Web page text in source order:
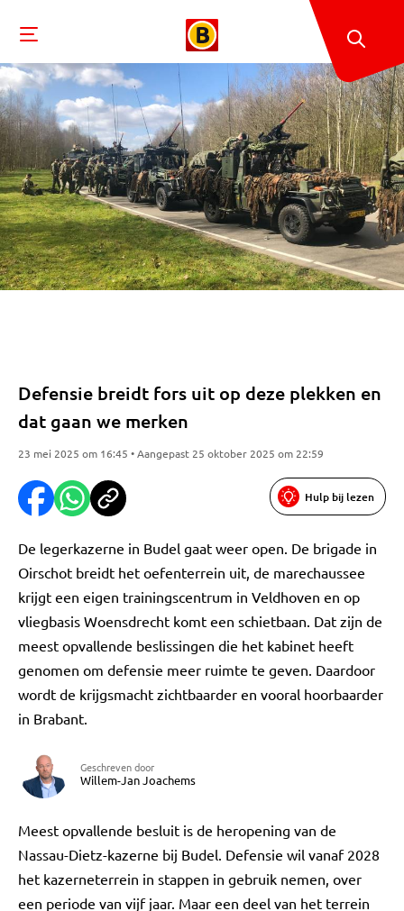
Defensie breidt fors uit op deze plekken en
dat gaan we merken
23 mei 2025 om 16:45 • Aangepast 25 oktober 2025 om 22:59
Hulp bij lezen
De legerkazerne in Budel gaat weer open. De brigade in
Oirschot breidt het oefenterrein uit, de marechaussee
krijgt een eigen trainingscentrum in Veldhoven en op
vliegbasis Woensdrecht komt een schietbaan. Dat zijn de
meest opvallende beslissingen die het kabinet heeft
genomen om defensie meer ruimte te geven. Daardoor
wordt de krijgsmacht zichtbaarder en vooral hoorbaarder
in Brabant.
Geschreven door
Willem-Jan Joachems
Meest opvallende besluit is de heropening van de
Nassau-Dietz-kazerne bij Budel. Defensie wil vanaf 2028
het kazerneterrein in stappen in gebruik nemen, over
een periode van vijf jaar. Maar een deel van het terrein